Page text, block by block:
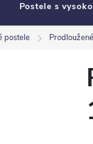
Postele s
postele